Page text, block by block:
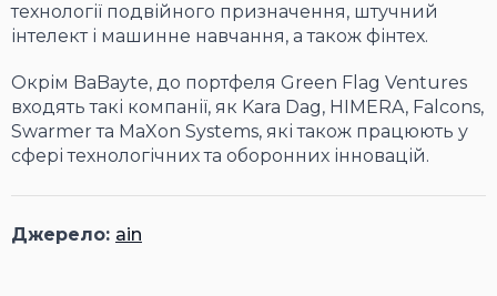
технології подвійного призначення, штучний
інтелект і машинне навчання, а також фінтех.
Окрім BaBayte, до портфеля Green Flag Ventures
входять такі компанії, як Kara Dag, HIMERA, Falcons,
Swarmer та MaXon Systems, які також працюють у
сфері технологічних та оборонних інновацій.
Джерело: ain